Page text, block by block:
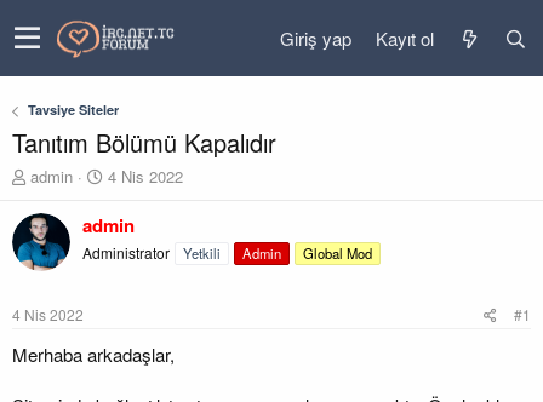
Giriş yap Kayıt ol
Tavsiye Siteler
Tanıtım Bölümü Kapalıdır
K
n
u
y
b
a
ş
admin
B
ş
l
a
ç
4 Nis 2022
admin
Administrator Yetkili Admin Global Mod
4 Nis 2022 #1
Merhaba arkadaşlar,